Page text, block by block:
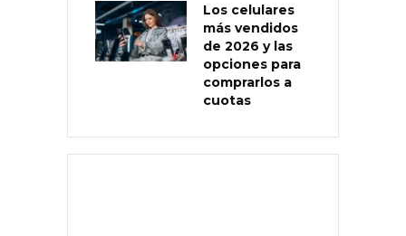
Los celulares
más vendidos
de 2026 y las
opciones para
comprarlos a
cuotas